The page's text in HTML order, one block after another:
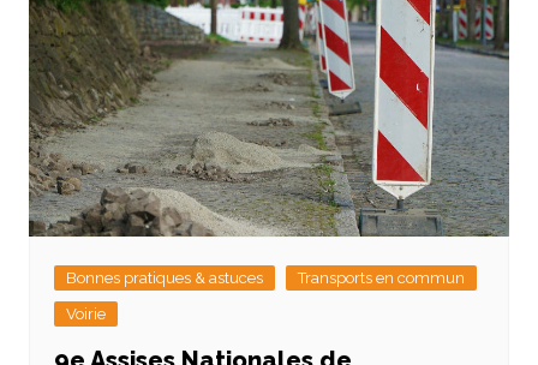
Bonnes pratiques & astuces
Transports en commun
Voirie